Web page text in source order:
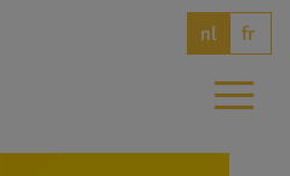
nl fr